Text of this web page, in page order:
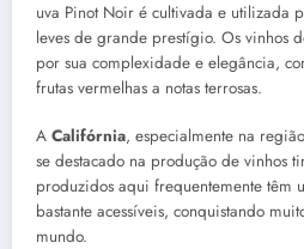
uva Pinot Noir é cultivada e utilizada
leves de grande prestígio. Os vinhos
por sua complexidade e elegância,
frutas vermelhas a notas terrosas.
A Califórnia, especialmente na
se destacado na produção de vinhos
produzidos aqui frequentemente têm
bastante acessíveis, conquistando
mundo.